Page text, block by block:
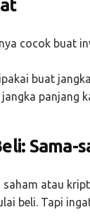
cocok buat
buat
panjang
Sama-
saham atau
beli. Tapi